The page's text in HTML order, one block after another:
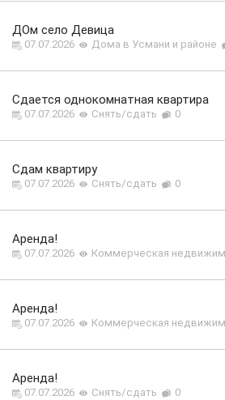
ДОм село Девица
07.07.2026 Дома в Усмани и районе
Сдается однокомнатная квартира
07.07.2026 Снять/сдать 0
Сдам квартиру
07.07.2026 Снять/сдать 0
Аренда!
07.07.2026 Коммерческая
Аренда!
07.07.2026 Коммерческая
Аренда!
07.07.2026 Снять/сдать 0